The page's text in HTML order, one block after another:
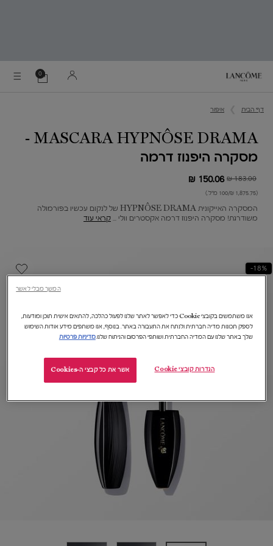
הסל
0
דף הבית
איפור
MASCARA HYPNÔSE DRAMA -
מסקרה היפנוז דרמה
מחיר קודם
183.00 ₪
מחיר חדש
150.06 ₪
(1,875.75 ₪/100 מ"ל.)
המסקרה האייקונית HYPNÔSE DRAMA של לנקום עכשיו בפורמולה
משודרגת! מסקרה היפנוז דרמה אקסטרים וולי ... קראי עוד
18%-
אנו משתמשים בקובצי Cookie כדי לאפשר לאתר שלנו לפעול כהלכה, להתאים אישית תוכן ומודעות,
לספק תכונות מדיה חברתית ולנתח את התעבורה באתר. בנוסף, אנו משתפים מידע אודות השימוש
שלך באתר שלנו עם המדיה החברתית ושותפי הפרסום והניתוח שלנו.מדיניות פרטיות
הגדרות קובצי Cookie אשר את כל קבצי ה-Cookies
המשך מבלי לאשר